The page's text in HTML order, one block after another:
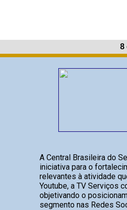
8
A Central Brasileira do
iniciativa para o
relevantes à atividade
Youtube, a TV Serviços
objetivando o
segmento nas Redes